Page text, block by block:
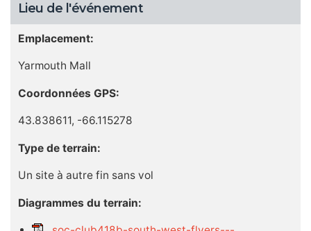
Lieu de l'événement
Emplacement:
Yarmouth Mall
Coordonnées GPS:
43.838611, -66.115278
Type de terrain:
Un site à autre fin sans vol
Diagrammes du terrain: